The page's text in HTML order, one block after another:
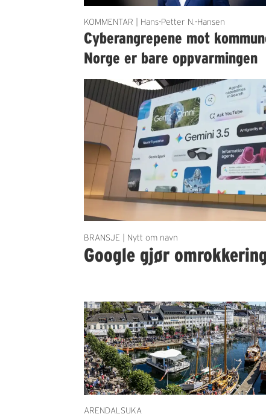
KOMMENTAR | Hans-Petter N.-Hansen
Cyberangrepene mot
Norge er bare oppvarmingen
BRANSJE | Nytt om navn
Google gjør
ARENDALSUKA